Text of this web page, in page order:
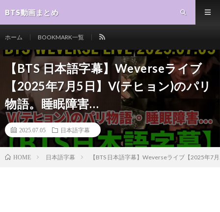
BTS動画まとめ
ホーム BOOKMARK一覧
【BTS 日本語字幕】Weverseライブ
【2025年7月5日】V(テヒョン)のパリ
物語。睡眠障害…
2025.07.05 日本語字幕
HOME 日本語字幕 【BTS 日本語字幕】Weverseライブ【2025年7